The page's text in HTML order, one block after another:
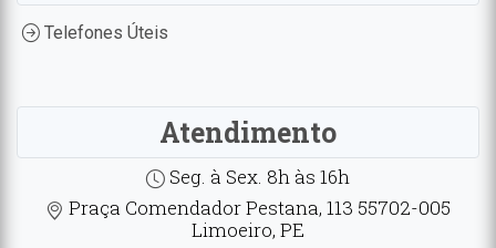
Telefones Úteis
Atendimento
Seg. à Sex. 8h às 16h
Praça Comendador Pestana, 113 55702-005
Limoeiro, PE